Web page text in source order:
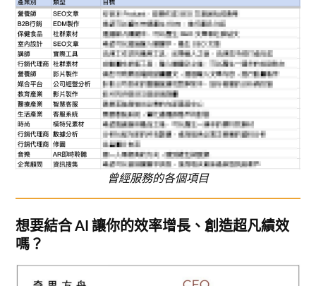
曾經服務的各個項目
想要結合 AI 讓你的效率增長、創造超凡績效
嗎？